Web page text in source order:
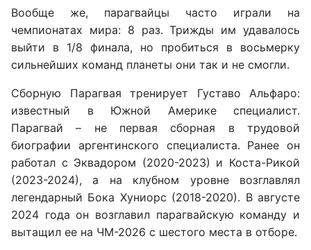
Вообще же, парагвайцы часто играли на
чемпионатах мира: 8 раз. Трижды им удавалось
выйти в 1/8 финала, но пробиться в восьмерку
сильнейших команд планеты они так и не смогли.
Сборную Парагвая тренирует Густаво Альфаро:
известный в Южной Америке специалист.
Парагвай – не первая сборная в трудовой
биографии аргентинского специалиста. Ранее он
работал с Эквадором (2020-2023) и Коста-Рикой
(2023-2024), а на клубном уровне возглавлял
легендарный Бока Хуниорс (2018-2020). В августе
2024 года он возглавил парагвайскую команду и
вытащил ее на ЧМ-2026 с шестого места в отборе.